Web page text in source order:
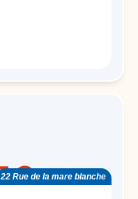
22 Rue de la mare blanche